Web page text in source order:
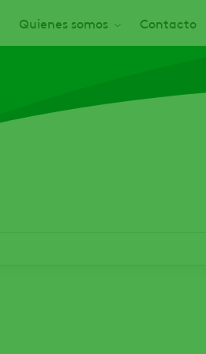
Quienes somos Contacto